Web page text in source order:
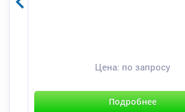
Цена: по запросу
Подробнее